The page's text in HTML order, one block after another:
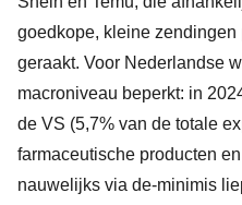
goedkope, kleine zendingen
geraakt. Voor Nederlandse
macroniveau beperkt: in
de VS (5,7% van de totale
farmaceutische producten
nauwelijks via de-minimis